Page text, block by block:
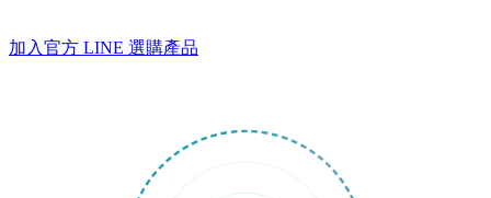
加入官方 LINE 選購產品